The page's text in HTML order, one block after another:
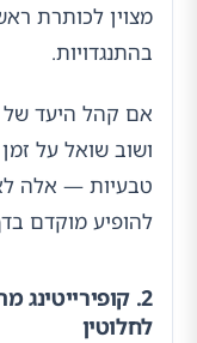
מצוין לכותרת
בהתנגדויות.
אם קהל היעד של
ושוב שואל על
טבעיות — אלה
להופיע מוקדם
2.
לחלוטין